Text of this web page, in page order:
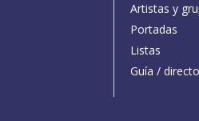
Artistas y
Portadas
Listas
Guía /